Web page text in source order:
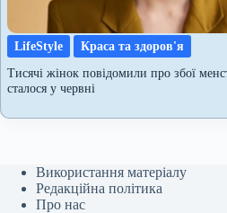
LifeStyle
Краса та здоров'я
Тисячі жінок повідомили про збої
сталося у червні
Використання матеріалу
Редакційна політика
Про нас